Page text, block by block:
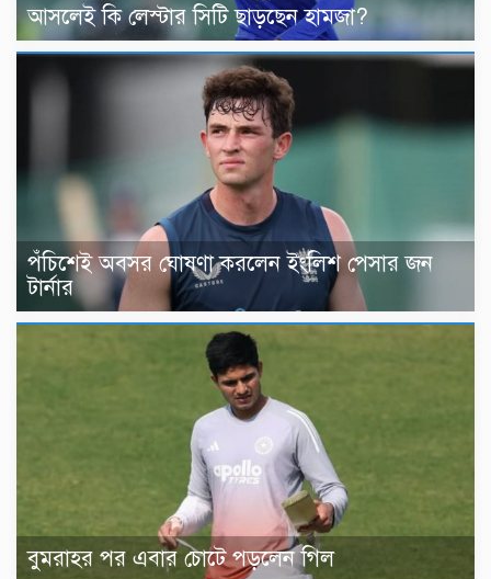
আসলেই কি লেস্টার সিটি ছাড়ছেন হামজা?
পঁচিশেই অবসর ঘোষণা করলেন ইংলিশ পেসার জন
টার্নার
বুমরাহর পর এবার চোটে পড়লেন গিল